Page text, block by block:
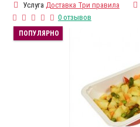
Услуга Доставка Три правила
0 отзывов
ПОПУЛЯРНО